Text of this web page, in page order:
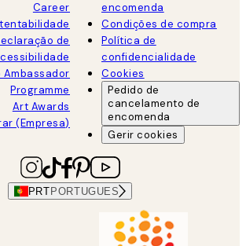
Career
de
Ambassador
Programme
Art Awards
(Empresa)
encomenda
Condições de compra
Política de
confidencialidade
Cookies
Pedido de
cancelamento de
encomenda
Gerir cookies
PRT PORTUGUES